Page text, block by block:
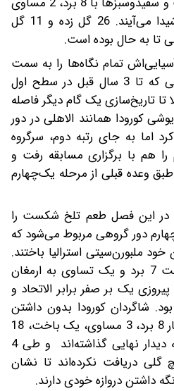
و یک باخت به مصاف ماشیدا می‌آیند. 26 گل زده و 11 گل
تا به حال بوده است.
تمام نگاه‌ها را به سمت
خود خیره کرد. این تیم ژاپنی که تا 3 سال قبل در سطح اول
تا تاریخ‌سازی یک گام دیگر فاصله
کورودا همانند الاهلی در دور
کرد اما به جای رتبه دوم، سرگروه
هم با برگزاری مسابقه رفت و
وعده قبلی از مرحله یک‌چهارم
در این فصل طعم تلخ شکست را
دور گروهی مربوط می‌شود که
خود ملبورن‌سیتی استرالیا باختند.
نماینده ژاپن پس از آن باخت 7 برد و یک تساوی به ارمغان
آورد که در خاک عربستان 2 پیروزی یک بر صفر برابر الاتحاد و
شاگردان کورودا بدون داشتن
ستاره‌ای شناخته‌شده و با آمار 8 برد، 3 مساوی، یک باخت، 18
گل زده و 7 گل خورده پا به دیدار نهایی گذاشته‌اند و طی 4
گلی دریافت نکرده‌اند تا نشان
داشتن دروازه خودی دارند.